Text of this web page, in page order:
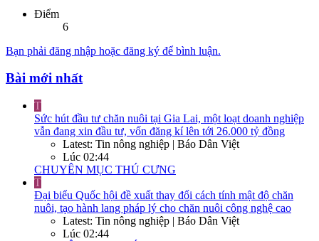
Điểm
6
Bạn phải đăng nhập hoặc đăng ký để bình luận.
Bài mới nhất
T
Sức hút đầu tư chăn nuôi tại Gia Lai, một loạt doanh nghiệp
vẫn đang xin đầu tư, vốn đăng kí lên tới 26.000 tỷ đồng
Latest: Tin nông nghiệp | Báo Dân Việt
Lúc 02:44
CHUYÊN MỤC THÚ CƯNG
T
Đại biểu Quốc hội đề xuất thay đổi cách tính mật độ chăn
nuôi, tạo hành lang pháp lý cho chăn nuôi công nghệ cao
Latest: Tin nông nghiệp | Báo Dân Việt
Lúc 02:44